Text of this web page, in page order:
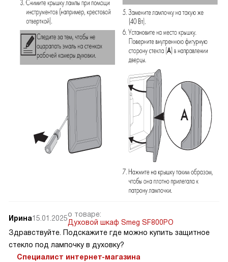
Ирина15.01.2025о товаре:
Духовой шкаф Smeg SF800PO
Здравствуйте. Подскажите где можно купить защитное
стекло под лампочку в духовку?
Специалист интернет-магазина